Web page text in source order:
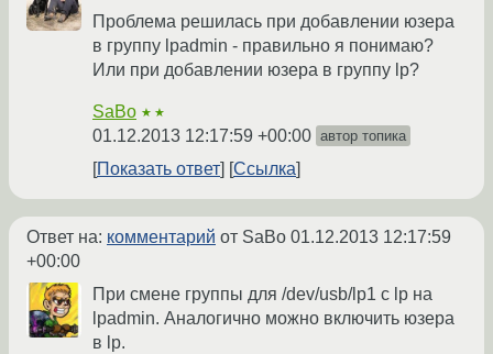
Проблема решилась при добавлении юзера
в группу lpadmin - правильно я понимаю?
Или при добавлении юзера в группу lp?
SaBo ★★
01.12.2013 12:17:59 +00:00 автор топика
Показать ответ Ссылка
Ответ на: комментарий от SaBo 01.12.2013 12:17:59
+00:00
При смене группы для /dev/usb/lp1 с lp на
lpadmin. Аналогично можно включить юзера
в lp.